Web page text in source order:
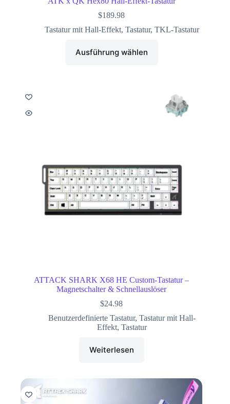
$189.98
Tastatur mit Hall-Effekt, Tastatur, TKL-Tastatur
Ausführung wählen
ATTACK SHARK X68 HE Custom-Tastatur –
Magnetschalter & Schnellauslöser
$24.98
Benutzerdefinierte Tastatur, Tastatur mit Hall-
Effekt, Tastatur
Weiterlesen